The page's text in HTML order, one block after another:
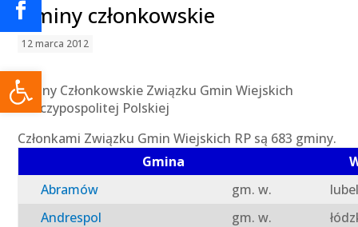
Otwórz pasek narzędzi
Gminy członkowskie
12 marca 2012
Gminy Członkowskie Związku Gmin Wiejskich
Rzeczypospolitej Polskiej
Członkami Związku Gmin Wiejskich RP są 683 gminy.
Gmina
Abramów
gm. w.
Andrespol
gm. w.